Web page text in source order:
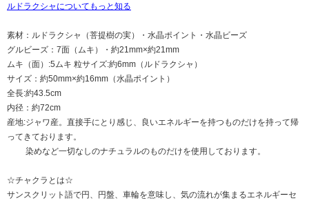
ルドラクシャについてもっと知る
素材：ルドラクシャ（菩提樹の実）・水晶ポイント・水晶ビーズ
グルビーズ：7面（ムキ）・約21mm×約21mm
ムキ（面）:5ムキ 粒サイズ:約6mm（ルドラクシャ）
サイズ：約50mm×約16mm（水晶ポイント）
全長:約43.5cm
内径：約72cm
産地:ジャワ産。直接手にとり感じ、良いエネルギーを持つものだけを持って帰
ってきております。
染めなど一切なしのナチュラルのものだけを使用しております。
☆チャクラとは☆
サンスクリット語で円、円盤、車輪を意味し、気の流れが集まるエネルギーセ